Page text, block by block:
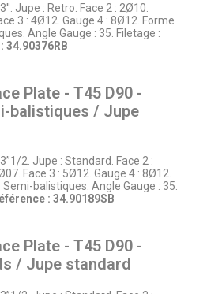
Jupe : Retro. Face 2 : 2Ø10.
3 : 4Ø12. Gauge 4 : 8Ø12. Forme
Angle Gauge : 35. Filetage :
34.90376RB
Plate - T45 D90 -
balistiques / Jupe
2. Jupe : Standard. Face 2 :
Face 3 : 5Ø12. Gauge 4 : 8Ø12.
balistiques. Angle Gauge : 35.
: 34.90189SB
Plate - T45 D90 -
/ Jupe standard